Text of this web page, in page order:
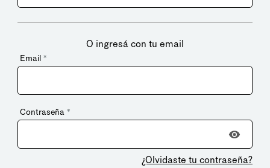
O ingresá con tu email
Email *
Contraseña *
¿Olvidaste tu contraseña?